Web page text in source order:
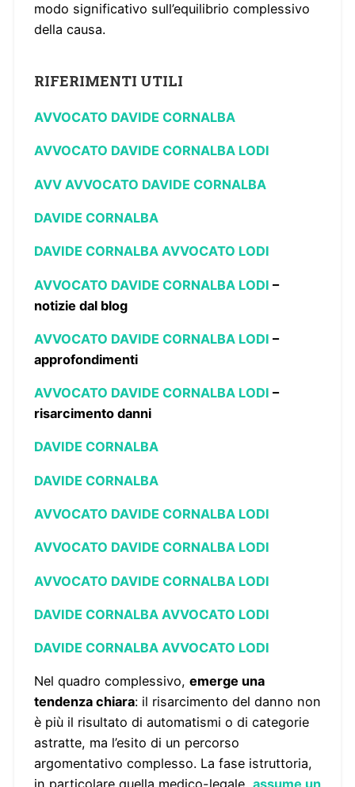
modo significativo sull’equilibrio complessivo
della causa.
RIFERIMENTI UTILI
AVVOCATO DAVIDE CORNALBA
AVVOCATO DAVIDE CORNALBA LODI
AVV AVVOCATO DAVIDE CORNALBA
DAVIDE CORNALBA
DAVIDE CORNALBA AVVOCATO LODI
AVVOCATO DAVIDE CORNALBA LODI –
notizie dal blog
AVVOCATO DAVIDE CORNALBA LODI –
approfondimenti
AVVOCATO DAVIDE CORNALBA LODI –
risarcimento danni
DAVIDE CORNALBA
DAVIDE CORNALBA
AVVOCATO DAVIDE CORNALBA LODI
AVVOCATO DAVIDE CORNALBA LODI
AVVOCATO DAVIDE CORNALBA LODI
DAVIDE CORNALBA AVVOCATO LODI
DAVIDE CORNALBA AVVOCATO LODI
Nel quadro complessivo, emerge una
tendenza chiara: il risarcimento del danno non
è più il risultato di automatismi o di categorie
astratte, ma l’esito di un percorso
argomentativo complesso. La fase istruttoria,